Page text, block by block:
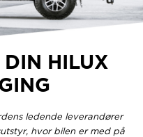
DIN HILUX
ledende leverandører
hvor bilen er med på